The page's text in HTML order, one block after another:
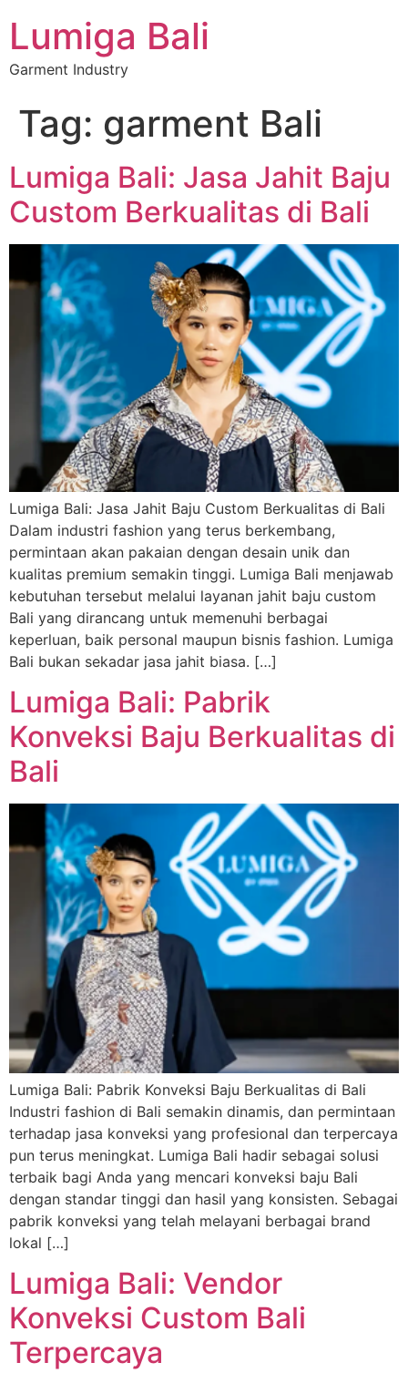
Lumiga Bali
Garment Industry
Tag: garment Bali
Lumiga Bali: Jasa Jahit Baju
Custom Berkualitas di Bali
Lumiga Bali: Jasa Jahit Baju Custom Berkualitas di Bali
Dalam industri fashion yang terus berkembang,
permintaan akan pakaian dengan desain unik dan
kualitas premium semakin tinggi. Lumiga Bali menjawab
kebutuhan tersebut melalui layanan jahit baju custom
Bali yang dirancang untuk memenuhi berbagai
keperluan, baik personal maupun bisnis fashion. Lumiga
Bali bukan sekadar jasa jahit biasa. […]
Lumiga Bali: Pabrik
Konveksi Baju Berkualitas di
Bali
Lumiga Bali: Pabrik Konveksi Baju Berkualitas di Bali
Industri fashion di Bali semakin dinamis, dan permintaan
terhadap jasa konveksi yang profesional dan terpercaya
pun terus meningkat. Lumiga Bali hadir sebagai solusi
terbaik bagi Anda yang mencari konveksi baju Bali
dengan standar tinggi dan hasil yang konsisten. Sebagai
pabrik konveksi yang telah melayani berbagai brand
lokal […]
Lumiga Bali: Vendor
Konveksi Custom Bali
Terpercaya